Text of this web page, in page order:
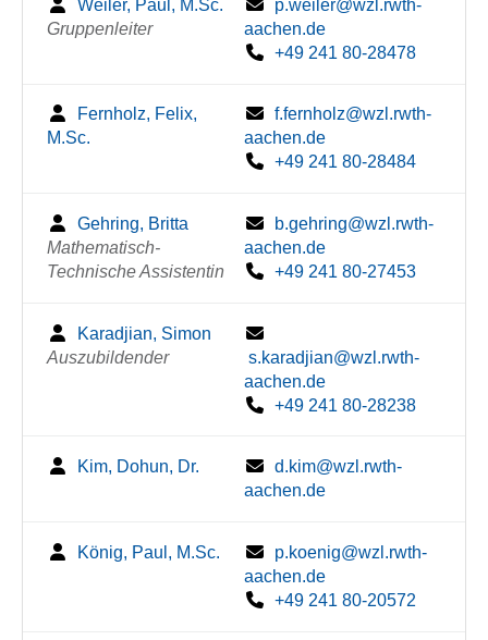
Weiler, Paul, M.Sc.
Gruppenleiter
p.weiler@wzl.rwth-
aachen.de
+49 241 80-28478
Fernholz, Felix,
M.Sc.
f.fernholz@wzl.rwth-
aachen.de
+49 241 80-28484
Gehring, Britta
Mathematisch-
Technische Assistentin
b.gehring@wzl.rwth-
aachen.de
+49 241 80-27453
Karadjian, Simon
Auszubildender
s.karadjian@wzl.rwth-
aachen.de
+49 241 80-28238
Kim, Dohun, Dr.
d.kim@wzl.rwth-
aachen.de
König, Paul, M.Sc.
p.koenig@wzl.rwth-
aachen.de
+49 241 80-20572